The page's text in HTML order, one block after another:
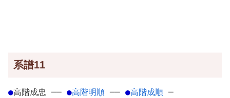
系譜11
●高階成忠 ── ●高階明順 ── ●高階成順 ─